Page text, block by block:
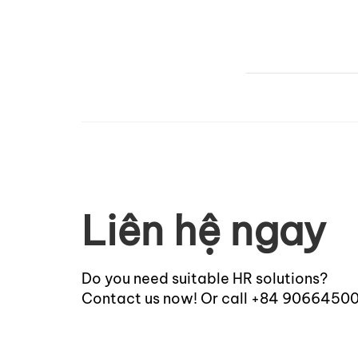
Liên hệ ngay
Do you need suitable HR solutions?
Contact us now! Or call +84